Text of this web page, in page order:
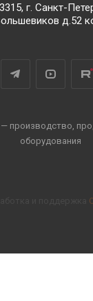
г. Санкт-
д.52
— производство,
оборудования